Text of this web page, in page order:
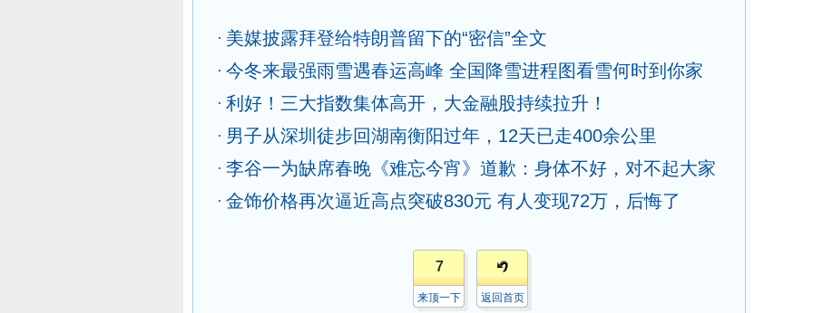
美媒披露拜登给特朗普留下的“密信”全文
今冬来最强雨雪遇春运高峰 全国降雪进程图看雪何时到你家
利好！三大指数集体高开，大金融股持续拉升！
男子从深圳徒步回湖南衡阳过年，12天已走400余公里
李谷一为缺席春晚《难忘今宵》道歉：身体不好，对不起大家
金饰价格再次逼近高点突破830元 有人变现72万，后悔了
7
来顶一下 返回首页